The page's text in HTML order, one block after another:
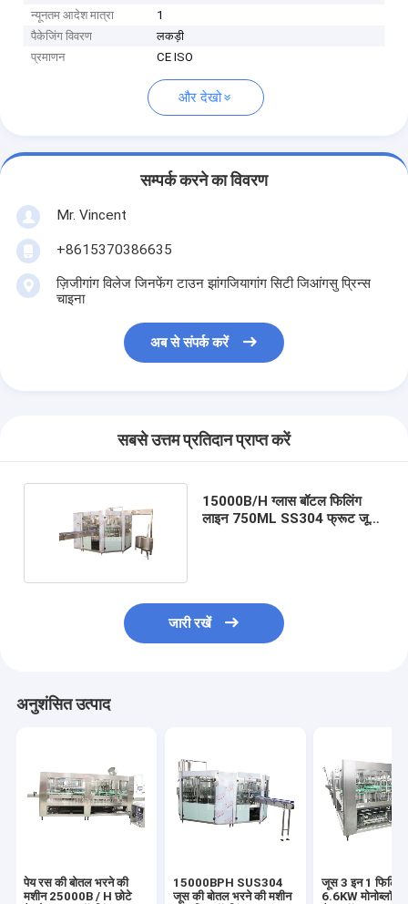
न्यूनतम आदेश मात्रा
1
पैकेजिंग विवरण
लकड़ी
प्रमाणन
CE ISO
और देखो
सम्पर्क करने का विवरण
Mr. Vincent
+8615370386635
ज़िजीगांग विलेज जिनफेंग टाउन झांगजियागांग सिटी जिआंगसु प्रिन्स
चाइना
अब से संपर्क करें
सबसे उत्तम प्रतिदान प्राप्त करें
15000B/H ग्लास बॉटल फिलिंग
लाइन 750ML SS304 फ्रूट जूस
जारी रखें
अनुशंसित उत्पाद
पेय रस की बोतल भरने की
मशीन 25000B / H छोटे
15000BPH SUS304
जूस की बोतल भरने की मशीन
जूस 3 इन 1 फिलिंग
6.6KW मोनोब्लॉक